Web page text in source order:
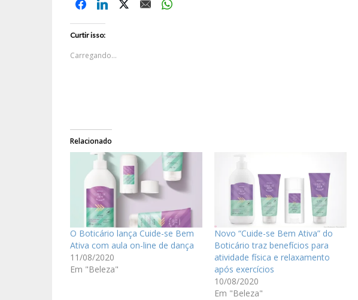
Curtir isso:
Carregando...
Relacionado
O Boticário lança Cuide-se Bem
Ativa com aula on-line de dança
11/08/2020
Em "Beleza"
Novo “Cuide-se Bem Ativa” do
Boticário traz benefícios para
atividade física e relaxamento
após exercícios
10/08/2020
Em "Beleza"